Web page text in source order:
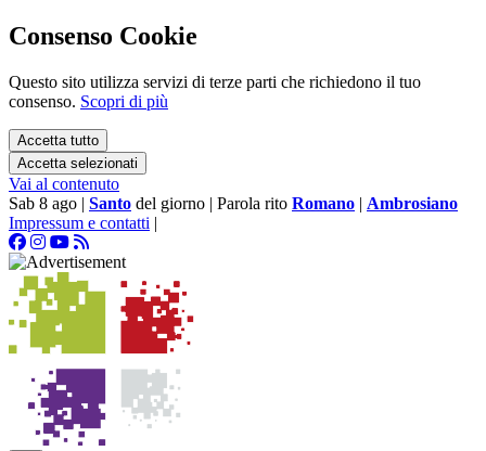
Consenso Cookie
Questo sito utilizza servizi di terze parti che richiedono il tuo
consenso. Scopri di più
Accetta tutto
Accetta selezionati
Vai al contenuto
Sab 8 ago | Santo del giorno | Parola rito Romano | Ambrosiano
Impressum e contatti |